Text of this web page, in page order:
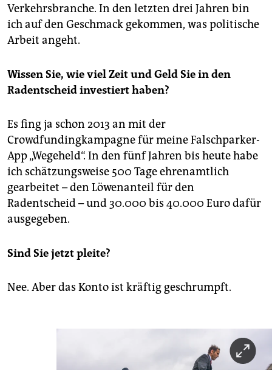
Verkehrsbranche. In den letzten drei Jahren bin
ich auf den Geschmack gekommen, was politische
Arbeit angeht.
Wissen Sie, wie viel Zeit und Geld Sie in den
Radentscheid investiert haben?
Es fing ja schon 2013 an mit der
Crowdfundingkampagne für meine Falschparker-
App „Wegeheld“. In den fünf Jahren bis heute habe
ich schätzungsweise 500 Tage ehrenamtlich
gearbeitet – den Löwenanteil für den
Radentscheid – und 30.000 bis 40.000 Euro dafür
ausgegeben.
Sind Sie jetzt pleite?
Nee. Aber das Konto ist kräftig geschrumpft.